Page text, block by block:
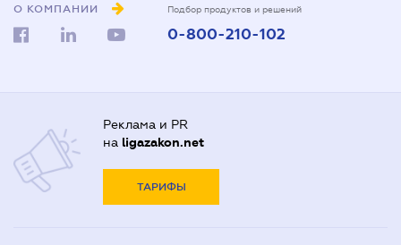
О КОМПАНИИ Подбор продуктов и решений
0-800-210-102
Реклама и PR
на ligazakon.net
ТАРИФЫ